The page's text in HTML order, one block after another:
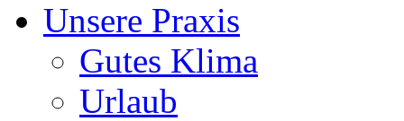
Unsere Praxis
Gutes Klima
Urlaub